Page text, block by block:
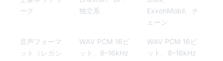
ーク
独立系
ExxonMobil、チ
ェーン
音声フォーマ
ット（レガシ
WAV PCM 16ビ
ット、8–16kHz
WAV PCM 16ビ
ット、8–16kHz